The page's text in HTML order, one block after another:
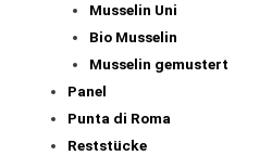
Musselin Uni
Bio Musselin
Musselin gemustert
Panel
Punta di Roma
Reststücke